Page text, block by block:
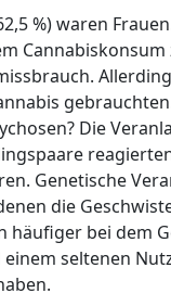
%) waren
Cannabiskonsum
Die
Genetische
die
häufiger bei dem
seltenen